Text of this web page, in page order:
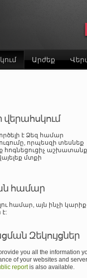
Արժեք
վերահսկում
է Ձեզ համար
որպեսզի տեսնեք
հոգնեցուցիչ
մտքի
համար
համար, այն ինչի
է:
Զեկույցներ
you all the information
of your websites and
reportis also available.